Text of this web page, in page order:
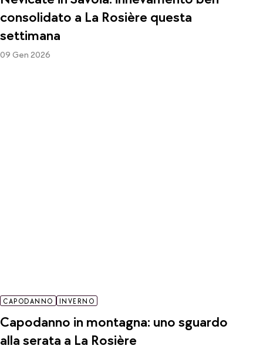
consolidato a La Rosière questa
settimana
09 Gen 2026
CAPODANNO INVERNO
Capodanno in montagna: uno sguardo
alla serata a La Rosière